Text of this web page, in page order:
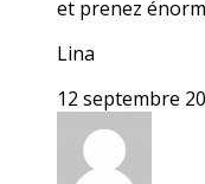
et prenez
Lina
12 septembre